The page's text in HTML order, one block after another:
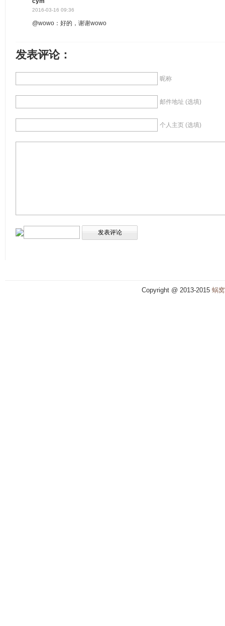
2016-03-16 09:36
@wowo：好的，谢谢wowo
发表评论：
昵称
邮件地址 (选填)
个人主页 (选填)
Copyright @ 2013-2015 蜗